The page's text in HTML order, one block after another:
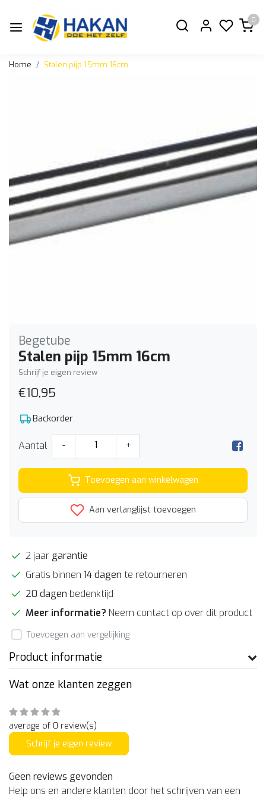
0
Home Stalen pijp 15mm 16cm
Begetube
Stalen pijp 15mm 16cm
Schrijf je eigen review
€10,95
Backorder
Aantal - +
Toevoegen aan winkelwagen
Aan verlanglijst toevoegen
2 jaar garantie
Gratis binnen 14 dagen te retourneren
20 dagen bedenktijd
Meer informatie? Neem contact op over dit product
Toevoegen aan vergelijking
Product informatie
Wat onze klanten zeggen
average of 0 review(s)
Schrijf je eigen review
Geen reviews gevonden
Help ons en andere klanten door het schrijven van een